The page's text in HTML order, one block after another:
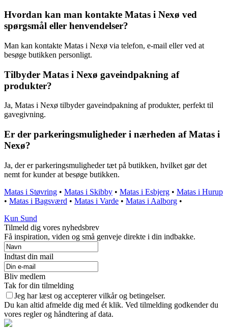
Hvordan kan man kontakte Matas i Nexø ved
spørgsmål eller henvendelser?
Man kan kontakte Matas i Nexø via telefon, e-mail eller ved at
besøge butikken personligt.
Tilbyder Matas i Nexø gaveindpakning af
produkter?
Ja, Matas i Nexø tilbyder gaveindpakning af produkter, perfekt til
gavegivning.
Er der parkeringsmuligheder i nærheden af Matas i
Nexø?
Ja, der er parkeringsmuligheder tæt på butikken, hvilket gør det
nemt for kunder at besøge butikken.
Matas i Støvring • Matas i Skibby • Matas i Esbjerg • Matas i Hurup
• Matas i Bagsværd • Matas i Varde • Matas i Aalborg •
Kun Sund
Tilmeld dig vores nyhedsbrev
Få inspiration, viden og små genveje direkte i din indbakke.
Indtast din mail
Bliv medlem
Tak for din tilmelding
Jeg har læst og accepterer vilkår og betingelser.
Du kan altid afmelde dig med ét klik. Ved tilmelding godkender du
vores regler og håndtering af data.